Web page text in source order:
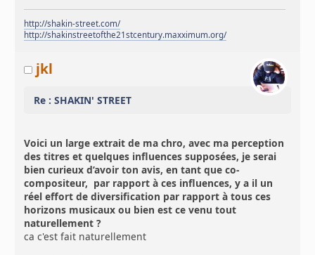
http://shakin-street.com/
http://shakinstreetofthe21stcentury.maxximum.org/
jkl
Re : SHAKIN' STREET
Voici un large extrait de ma chro, avec ma perception
des titres et quelques influences supposées, je serai
bien curieux d’avoir ton avis, en tant que co-
compositeur, par rapport à ces influences, y a il un
réel effort de diversification par rapport à tous ces
horizons musicaux ou bien est ce venu tout
naturellement ?
ca c'est fait naturellement